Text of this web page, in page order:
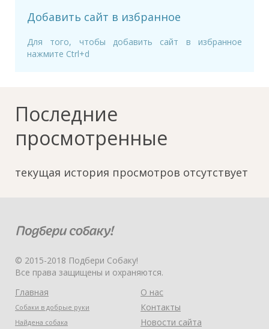
Добавить сайт в избранное
Для того, чтобы добавить сайт в избранное
нажмите Ctrl+d
Последние
просмотренные
текущая история просмотров отсутствует
© 2015-2018 Подбери Собаку!
Все права защищены и охраняются.
Главная
Собаки в добрые руки
Найдена собака
О нас
Контакты
Новости сайта